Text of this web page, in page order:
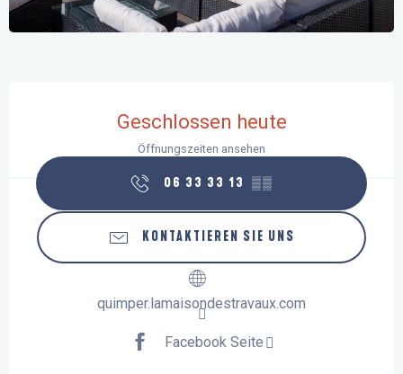
Geschlossen heute
Öffnungszeiten ansehen
06 33 33 13 ▒▒
KONTAKTIEREN SIE UNS
quimper.lamaisondestravaux.com
Facebook Seite